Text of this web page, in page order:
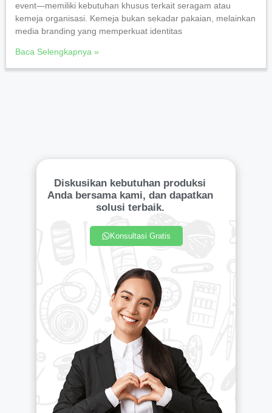
event—memiliki kebutuhan khusus terkait seragam atau
kemeja organisasi. Kemeja bukan sekadar pakaian, melainkan
media branding yang memperkuat identitas
Baca Selengkapnya »
Diskusikan kebutuhan produksi
Anda bersama kami, dan dapatkan
solusi terbaik.
Konsultasi Gratis